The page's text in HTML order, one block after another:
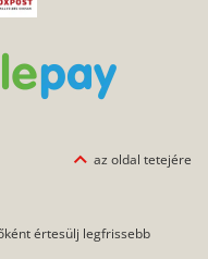
az oldal tetejére
értesülj legfrissebb